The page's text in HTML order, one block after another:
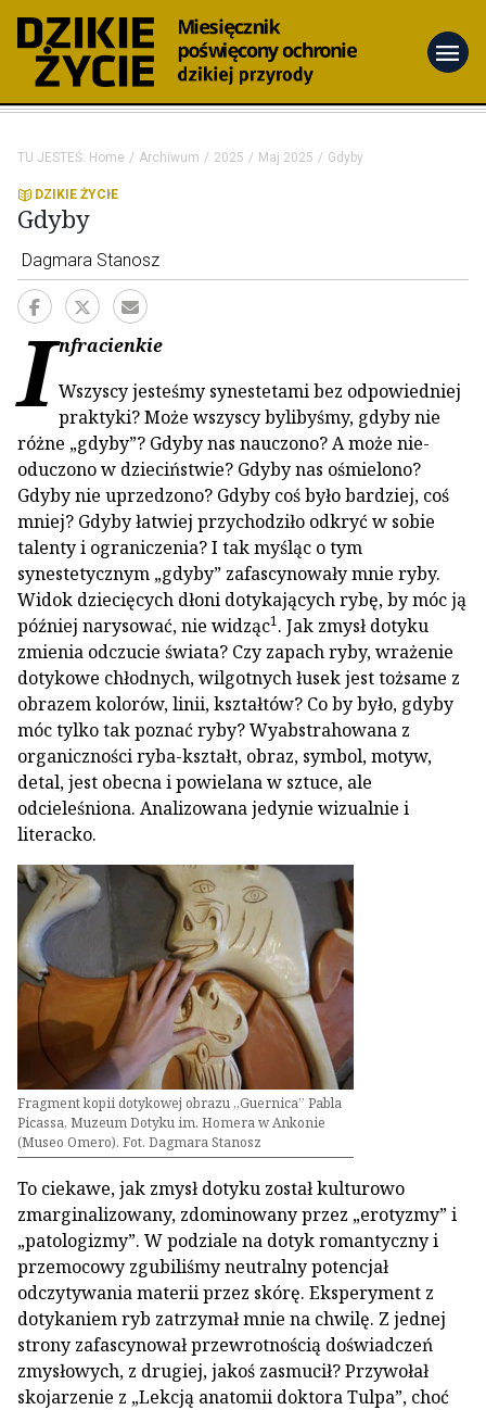
menu
TU JESTEŚ: Home Archiwum 2025 Maj 2025 Gdyby
DZIKIE ŻYCIE
Gdyby
Dagmara Stanosz
Infracienkie
Wszyscy jesteśmy synestetami bez odpowiedniej
praktyki? Może wszyscy bylibyśmy, gdyby nie
różne „gdyby”? Gdyby nas nauczono? A może nie-
oduczono w dzieciństwie? Gdyby nas ośmielono?
Gdyby nie uprzedzono? Gdyby coś było bardziej, coś
mniej? Gdyby łatwiej przychodziło odkryć w sobie
talenty i ograniczenia? I tak myśląc o tym
synestetycznym „gdyby” zafascynowały mnie ryby.
Widok dziecięcych dłoni dotykających rybę, by móc ją
później narysować, nie widząc1. Jak zmysł dotyku
zmienia odczucie świata? Czy zapach ryby, wrażenie
dotykowe chłodnych, wilgotnych łusek jest tożsame z
obrazem kolorów, linii, kształtów? Co by było, gdyby
móc tylko tak poznać ryby? Wyabstrahowana z
organiczności ryba-kształt, obraz, symbol, motyw,
detal, jest obecna i powielana w sztuce, ale
odcieleśniona. Analizowana jedynie wizualnie i
literacko.
Fragment kopii dotykowej obrazu „Guernica” Pabla
Picassa, Muzeum Dotyku im. Homera w Ankonie
(Museo Omero). Fot. Dagmara Stanosz
To ciekawe, jak zmysł dotyku został kulturowo
zmarginalizowany, zdominowany przez „erotyzmy” i
„patologizmy”. W podziale na dotyk romantyczny i
przemocowy zgubiliśmy neutralny potencjał
odczytywania materii przez skórę. Eksperyment z
dotykaniem ryb zatrzymał mnie na chwilę. Z jednej
strony zafascynował przewrotnością doświadczeń
zmysłowych, z drugiej, jakoś zasmucił? Przywołał
skojarzenie z „Lekcją anatomii doktora Tulpa”, choć